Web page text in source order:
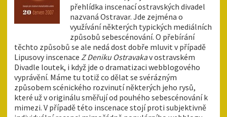
přehlídka inscenací ostravských divadel
nazvaná Ostravar. Jde zejména o
využívání některých typických mediálních
způsobů sebescénování. O přebírání
těchto způsobů se ale nedá dost dobře mluvit v případě
Lipusovy inscenace Z Deniku Ostravakav ostravském
Divadle loutek, i když jde o dramatizaci webblogového
vyprávění. Máme tu totiž co dělat se svérázným
způsobem scénického rozvinutí některých jeho rysů,
které už v originálu směřují od pouhého sebescénování k
mimezi. V případě této inscenace stojí proti subjektivně